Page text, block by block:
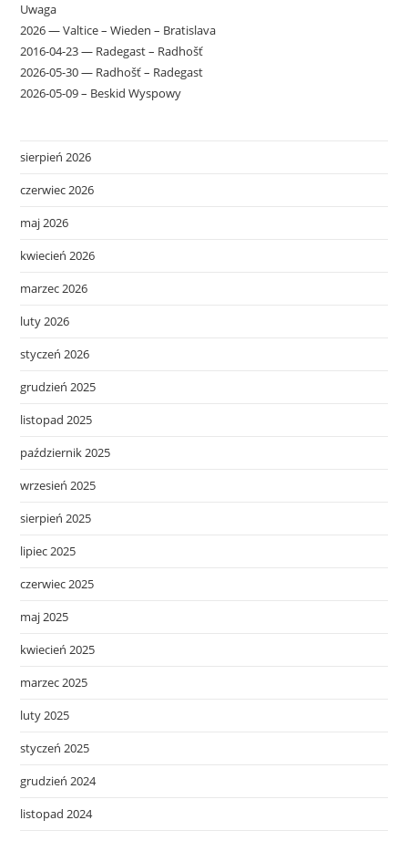
Uwaga
2026 — Valtice – Wieden – Bratislava
2016-04-23 — Radegast – Radhošť
2026-05-30 — Radhošť – Radegast
2026-05-09 – Beskid Wyspowy
sierpień 2026
czerwiec 2026
maj 2026
kwiecień 2026
marzec 2026
luty 2026
styczeń 2026
grudzień 2025
listopad 2025
październik 2025
wrzesień 2025
sierpień 2025
lipiec 2025
czerwiec 2025
maj 2025
kwiecień 2025
marzec 2025
luty 2025
styczeń 2025
grudzień 2024
listopad 2024